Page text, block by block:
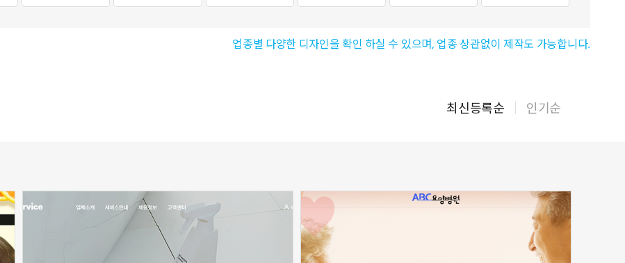
업종별 다양한 디자인을 확인 하실 수 있으며, 업종 상관없이 제작도 가능합니다.
최신등록순 인기순